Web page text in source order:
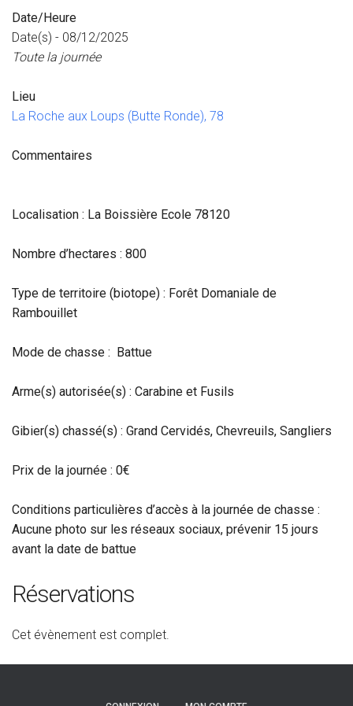
Date/Heure
Date(s) - 08/12/2025
Toute la journée
Lieu
La Roche aux Loups (Butte Ronde), 78
Commentaires
Localisation : La Boissière Ecole 78120
Nombre d’hectares : 800
Type de territoire (biotope) : Forêt Domaniale de
Rambouillet
Mode de chasse : Battue
Arme(s) autorisée(s) : Carabine et Fusils
Gibier(s) chassé(s) : Grand Cervidés, Chevreuils, Sangliers
Prix de la journée : 0€
Conditions particulières d’accès à la journée de chasse :
Aucune photo sur les réseaux sociaux, prévenir 15 jours
avant la date de battue
Réservations
Cet évènement est complet.